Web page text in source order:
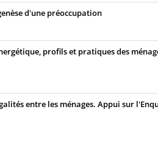
d'une préoccupation
profils et pratiques des
entre les ménages. Appui sur